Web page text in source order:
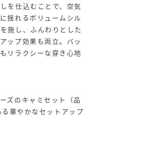
を仕込むことで、空気
揺れるボリュームシル
施し、ふんわりとした
ップ効果も両立。バッ
リラクシーな穿き心地
ズのキャミセット（品
華やかなセットアップ